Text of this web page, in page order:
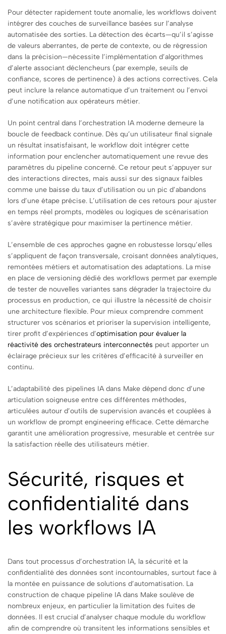
Pour détecter rapidement toute anomalie, les workflows doivent
intégrer des couches de surveillance basées sur l’analyse
automatisée des sorties. La détection des écarts—qu’il s’agisse
de valeurs aberrantes, de perte de contexte, ou de régression
dans la précision—nécessite l’implémentation d’algorithmes
d’alerte associant déclencheurs (par exemple, seuils de
confiance, scores de pertinence) à des actions correctives. Cela
peut inclure la relance automatique d’un traitement ou l’envoi
d’une notification aux opérateurs métier.
Un point central dans l’orchestration IA moderne demeure la
boucle de feedback continue. Dès qu’un utilisateur final signale
un résultat insatisfaisant, le workflow doit intégrer cette
information pour enclencher automatiquement une revue des
paramètres du pipeline concerné. Ce retour peut s’appuyer sur
des interactions directes, mais aussi sur des signaux faibles
comme une baisse du taux d’utilisation ou un pic d’abandons
lors d’une étape précise. L’utilisation de ces retours pour ajuster
en temps réel prompts, modèles ou logiques de scénarisation
s’avère stratégique pour maximiser la pertinence métier.
L’ensemble de ces approches gagne en robustesse lorsqu’elles
s’appliquent de façon transversale, croisant données analytiques,
remontées métiers et automatisation des adaptations. La mise
en place de versioning dédié des workflows permet par exemple
de tester de nouvelles variantes sans dégrader la trajectoire du
processus en production, ce qui illustre la nécessité de choisir
une architecture flexible. Pour mieux comprendre comment
structurer vos scénarios et prioriser la supervision intelligente,
tirer profit d’expériences d’optimisation pour évaluer la
réactivité des orchestrateurs interconnectés peut apporter un
éclairage précieux sur les critères d’efficacité à surveiller en
continu.
L’adaptabilité des pipelines IA dans Make dépend donc d’une
articulation soigneuse entre ces différentes méthodes,
articulées autour d’outils de supervision avancés et couplées à
un workflow de prompt engineering efficace. Cette démarche
garantit une amélioration progressive, mesurable et centrée sur
la satisfaction réelle des utilisateurs métier.
Sécurité, risques et
confidentialité dans
les workflows IA
Dans tout processus d’orchestration IA, la sécurité et la
confidentialité des données sont incontournables, surtout face à
la montée en puissance de solutions d’automatisation. La
construction de chaque pipeline IA dans Make soulève de
nombreux enjeux, en particulier la limitation des fuites de
données. Il est crucial d’analyser chaque module du workflow
afin de comprendre où transitent les informations sensibles et